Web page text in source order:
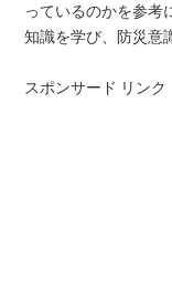
っているのかを参考
知識を学び、防災意
スポンサード リンク